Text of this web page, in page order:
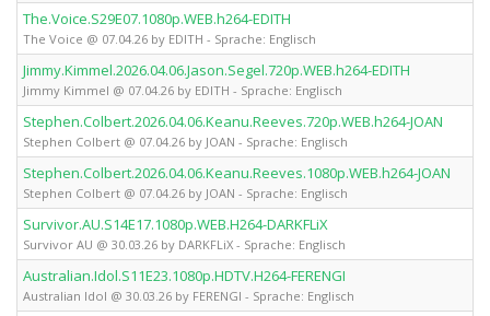
The.Voice.S29E07.1080p.WEB.h264-EDITH
The Voice @ 07.04.26 by EDITH - Sprache: Englisch
Jimmy.Kimmel.2026.04.06.Jason.Segel.720p.WEB.h264-EDITH
Jimmy Kimmel @ 07.04.26 by EDITH - Sprache: Englisch
Stephen.Colbert.2026.04.06.Keanu.Reeves.720p.WEB.h264-JOAN
Stephen Colbert @ 07.04.26 by JOAN - Sprache: Englisch
Stephen.Colbert.2026.04.06.Keanu.Reeves.1080p.WEB.h264-JOAN
Stephen Colbert @ 07.04.26 by JOAN - Sprache: Englisch
Survivor.AU.S14E17.1080p.WEB.H264-DARKFLiX
Survivor AU @ 30.03.26 by DARKFLiX - Sprache: Englisch
Australian.Idol.S11E23.1080p.HDTV.H264-FERENGI
Australian Idol @ 30.03.26 by FERENGI - Sprache: Englisch